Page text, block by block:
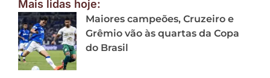
Mais lidas hoje:
Maiores campeões, Cruzeiro e
Grêmio vão às quartas da Copa
do Brasil